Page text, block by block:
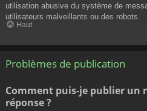
utilisation abusive du système de
utilisateurs malveillants ou des robots.
Haut
Problèmes de publication
Comment puis-je publier un
réponse ?